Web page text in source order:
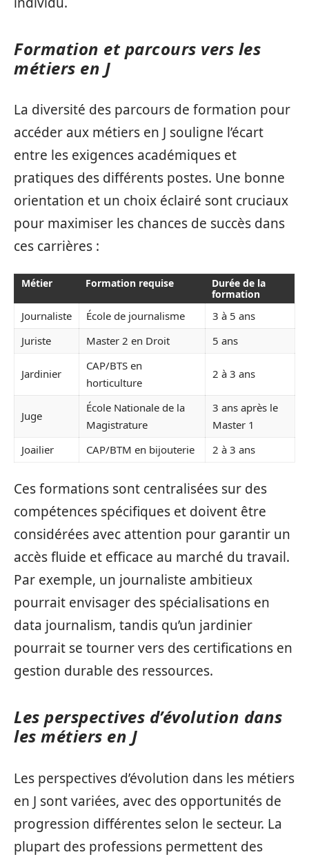
Formation et parcours vers les
métiers en J
La diversité des parcours de formation pour
accéder aux métiers en J souligne l’écart
entre les exigences académiques et
pratiques des différents postes. Une bonne
orientation et un choix éclairé sont cruciaux
pour maximiser les chances de succès dans
ces carrières :
Métier Formation requise
Durée de la
formation
Journaliste École de journalisme
3 à 5 ans
Juriste
Master 2 en Droit 5 ans
Jardinier
CAP/BTS en
horticulture
2 à 3 ans
Juge
École Nationale de la
Magistrature
3 ans après le
Master 1
Joailier
CAP/BTM en bijouterie 2 à 3 ans
Ces formations sont centralisées sur des
compétences spécifiques et doivent être
considérées avec attention pour garantir un
accès fluide et efficace au marché du travail.
Par exemple, un journaliste ambitieux
pourrait envisager des spécialisations en
data journalism, tandis qu’un jardinier
pourrait se tourner vers des certifications en
gestion durable des ressources.
Les perspectives d’évolution dans
les métiers en J
Les perspectives d’évolution dans les métiers
en J sont variées, avec des opportunités de
progression différentes selon le secteur. La
plupart des professions permettent des